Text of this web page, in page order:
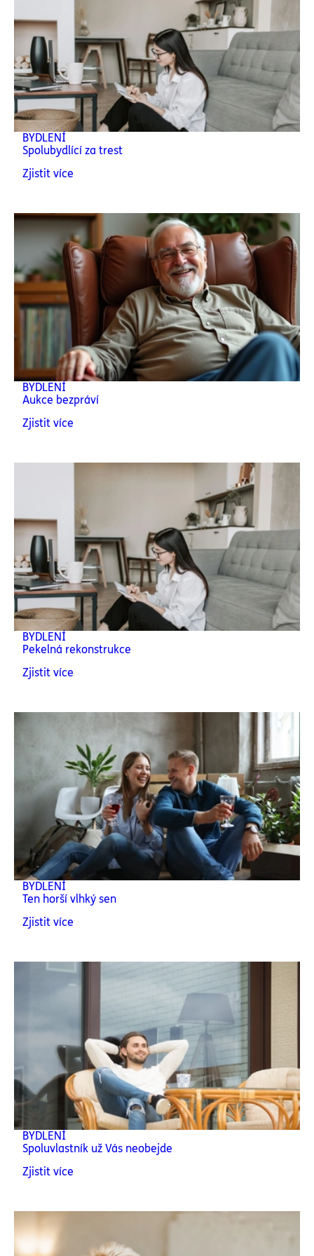
BYDLENÍ
Spolubydlící za trest
Zjistit více
BYDLENÍ
Aukce bezpráví
Zjistit více
BYDLENÍ
Pekelná rekonstrukce
Zjistit více
BYDLENÍ
Ten horší vlhký sen
Zjistit více
BYDLENÍ
Spoluvlastník už Vás neobejde
Zjistit více